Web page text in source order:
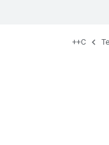
C++